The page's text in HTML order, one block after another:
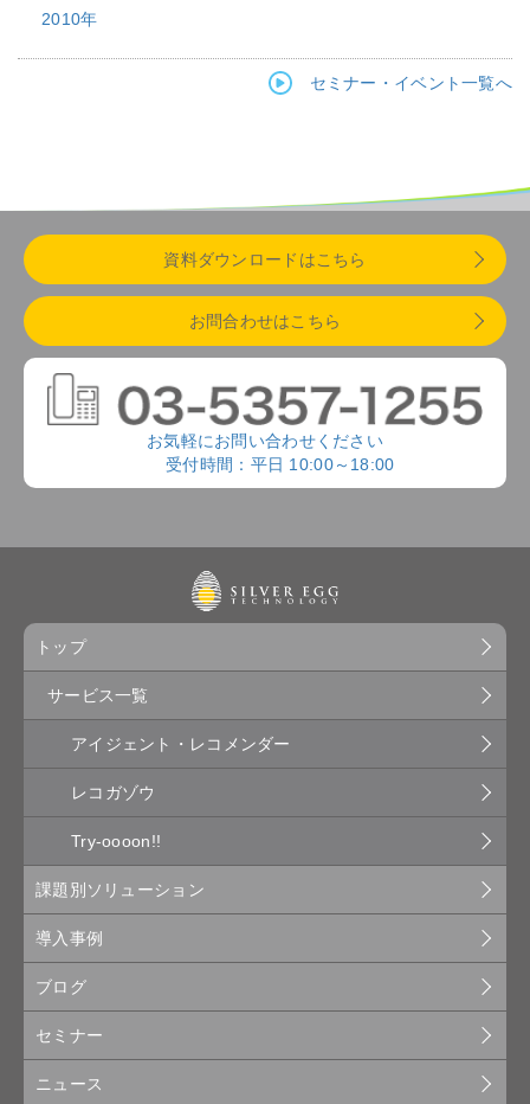
2010年
セミナー・イベント一覧へ
資料ダウンロードはこちら
お問合わせはこちら
お気軽にお問い合わせください
受付時間：平日 10:00～18:00
トップ
サービス一覧
アイジェント・レコメンダー
レコガゾウ
Try-oooon!!
課題別ソリューション
導入事例
ブログ
セミナー
ニュース